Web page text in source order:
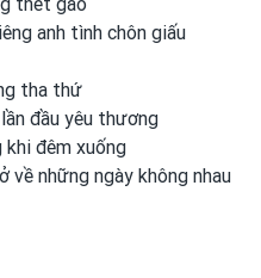
anh tình chôn giấu
tha thứ
đầu yêu thương
đêm xuống
về những ngày không nhau